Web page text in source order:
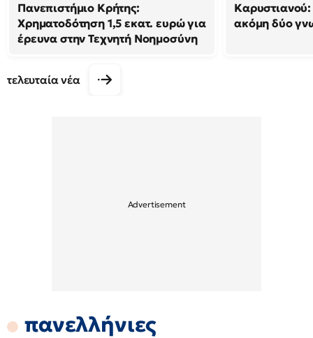
Πανεπιστήμιο Κρήτης:
Χρηματοδότηση 1,5 εκατ. ευρώ για
έρευνα στην Τεχνητή Νοημοσύνη
ακόμη δύο
τελευταία νέα
πανελλήνιες